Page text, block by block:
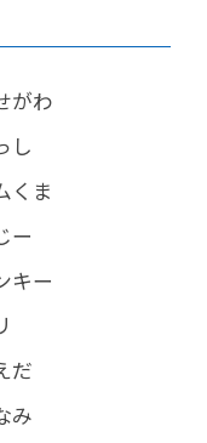
がわ
し
くま
ー
キー
だ
み